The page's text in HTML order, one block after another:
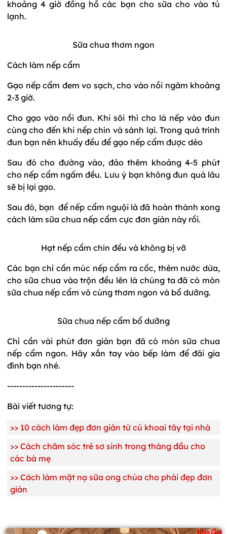
khoảng 4 giờ đồng hồ các bạn cho sữa cho vào tủ
lạnh.
Sữa chua thơm ngon
Cách làm nếp cẩm
Gạo nếp cẩm đem vo sạch, cho vào nồi ngâm khoảng
2-3 giờ.
Cho gạo vào nồi đun. Khi sôi thì cho lá nếp vào đun
cùng cho đến khi nếp chín và sánh lại. Trong quá trình
đun bạn nên khuấy đều để gạo nếp cẩm được dẻo
Sau đó cho đường vào, đảo thêm khoảng 4-5 phút
cho nếp cẩm ngấm đều. Lưu ý bạn không đun quá lâu
sẽ bị lại gạo.
Sau đó, bạn để nếp cẩm nguội là đã hoàn thành xong
cách làm sữa chua nếp cẩm cực đơn giản này rồi.
Hạt nếp cẩm chín đều và không bị vỡ
Các bạn chỉ cần múc nếp cẩm ra cốc, thêm nước dừa,
cho sữa chua vào trộn đều lên là chúng ta đã có món
sữa chua nếp cẩm vô cùng thơm ngon và bổ dưỡng.
Sữa chua nếp cẩm bổ dưỡng
Chỉ cần vài phút đơn giản bạn đã có món sữa chua
nếp cẩm ngon. Hãy xắn tay vào bếp làm để đãi gia
đình bạn nhé.
----------------------
Bài viết tương tự:
>> 10 cách làm đẹp đơn giản từ củ khoai tây tại nhà
>> Cách chăm sóc trẻ sơ sinh trong tháng đầu cho
các bà mẹ
>> Cách làm mặt nạ sữa ong chúa cho phái đẹp đơn
giản